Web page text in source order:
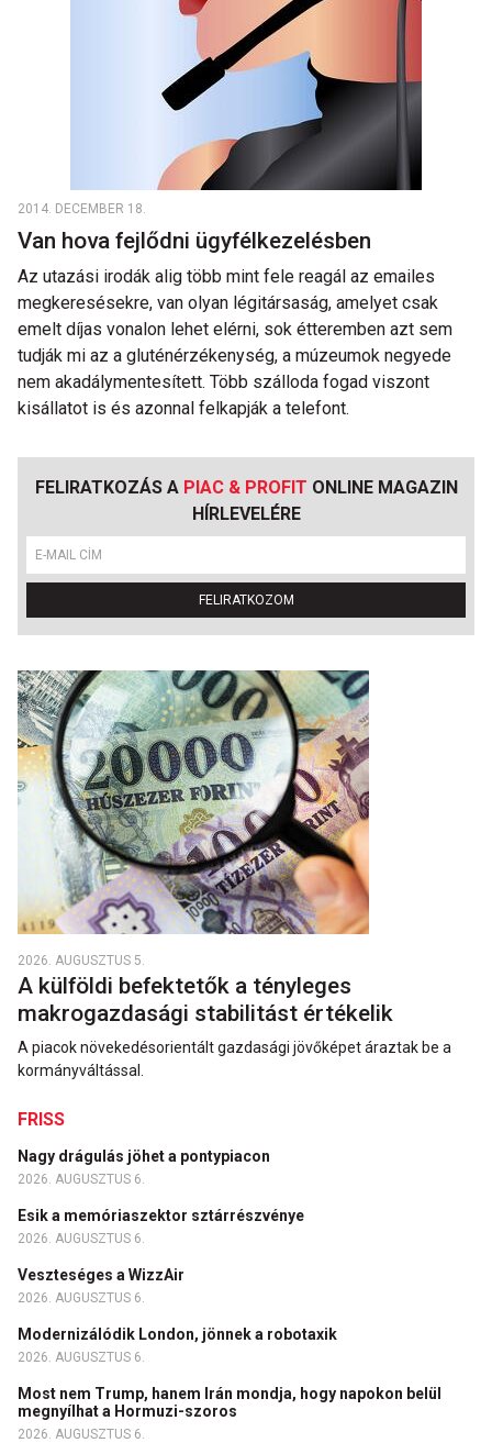
2014. DECEMBER 18.
Van hova fejlődni ügyfélkezelésben
Az utazási irodák alig több mint fele reagál az emailes
megkeresésekre, van olyan légitársaság, amelyet csak
emelt díjas vonalon lehet elérni, sok étteremben azt sem
tudják mi az a gluténérzékenység, a múzeumok negyede
nem akadálymentesített. Több szálloda fogad viszont
kisállatot is és azonnal felkapják a telefont.
FELIRATKOZÁS A PIAC & PROFIT ONLINE MAGAZIN
HÍRLEVELÉRE
FELIRATKOZOM
2026. AUGUSZTUS 5.
A külföldi befektetők a tényleges
makrogazdasági stabilitást értékelik
A piacok növekedésorientált gazdasági jövőképet áraztak be a
kormányváltással.
FRISS
Nagy drágulás jöhet a pontypiacon
2026. AUGUSZTUS 6.
Esik a memóriaszektor sztárrészvénye
2026. AUGUSZTUS 6.
Veszteséges a WizzAir
2026. AUGUSZTUS 6.
Modernizálódik London, jönnek a robotaxik
2026. AUGUSZTUS 6.
Most nem Trump, hanem Irán mondja, hogy napokon belül
megnyílhat a Hormuzi-szoros
2026. AUGUSZTUS 6.